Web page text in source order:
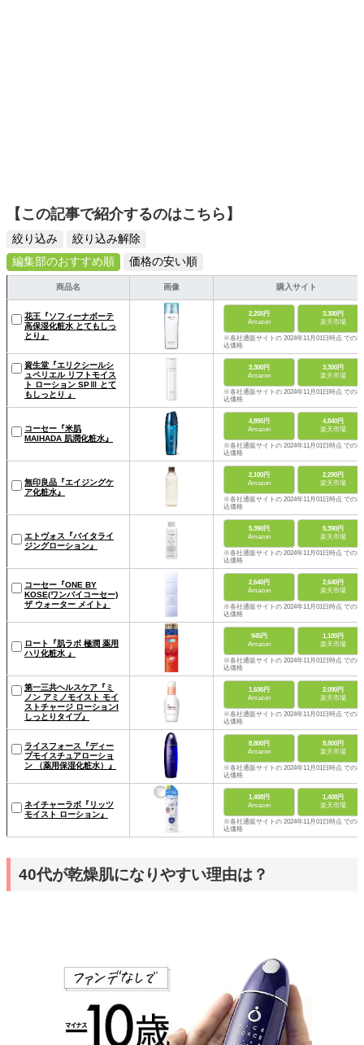
【この記事で紹介するのはこちら】
絞り込み
絞り込み解除
編集部のおすすめ順
価格の安い順
商品名 画像 購入サイト
花王『ソフィーナボーテ
高保湿化粧水 とてもしっ
とり』
2,255円
Amazon
3,300円
楽天市場
※各社通販サイトの 2024年11月01日時点 での税
込価格
資生堂『エリクシールシ
ュペリエル リフトモイス
ト ローション SPⅢ とて
もしっとり 』
3,300円
Amazon
3,300円
楽天市場
※各社通販サイトの 2024年11月01日時点 での税
込価格
コーセー『米肌
MAIHADA 肌潤化粧水』
4,895円
Amazon
4,840円
楽天市場
※各社通販サイトの 2024年11月01日時点 での税
込価格
無印良品『エイジングケ
ア化粧水』
2,100円
Amazon
2,290円
楽天市場
※各社通販サイトの 2024年11月01日時点 での税
込価格
エトヴォス『バイタライ
ジングローション』
5,390円
Amazon
5,390円
楽天市場
※各社通販サイトの 2024年11月01日時点 での税
込価格
コーセー『ONE BY
KOSE(ワンバイコーセー)
ザ ウォーター メイト』
2,640円
Amazon
2,640円
楽天市場
※各社通販サイトの 2024年11月01日時点 での税
込価格
ロート『肌ラボ 極潤 薬用
ハリ化粧水 』
945円
Amazon
1,100円
楽天市場
※各社通販サイトの 2024年11月01日時点 での税
込価格
第一三共ヘルスケア『ミ
ノン アミノモイスト モイ
ストチャージ ローションI
しっとりタイプ』
1,636円
Amazon
2,090円
楽天市場
※各社通販サイトの 2024年11月01日時点 での税
込価格
ライスフォース『ディー
プモイスチュアローショ
ン （薬用保湿化粧水）』
8,800円
Amazon
8,800円
楽天市場
※各社通販サイトの 2024年11月01日時点 での税
込価格
ネイチャーラボ『リッツ
モイスト ローション』
1,408円
Amazon
1,408円
楽天市場
※各社通販サイトの 2024年11月01日時点 での税
込価格
40代が乾燥肌になりやすい理由は？